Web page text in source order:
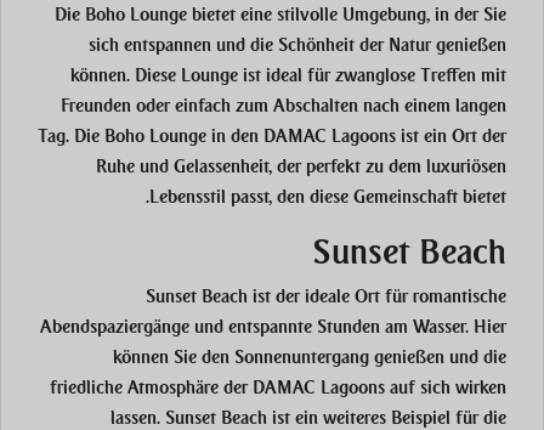
Die Boho Lounge bietet eine stilvolle Umgebung, in der Sie
sich entspannen und die Schönheit der Natur genießen
können. Diese Lounge ist ideal für zwanglose Treffen mit
Freunden oder einfach zum Abschalten nach einem langen
Tag. Die Boho Lounge in den DAMAC Lagoons ist ein Ort der
Ruhe und Gelassenheit, der perfekt zu dem luxuriösen
Lebensstil passt, den diese Gemeinschaft bietet.
Sunset Beach
Sunset Beach ist der ideale Ort für romantische
Abendspaziergänge und entspannte Stunden am Wasser. Hier
können Sie den Sonnenuntergang genießen und die
friedliche Atmosphäre der DAMAC Lagoons auf sich wirken
lassen. Sunset Beach ist ein weiteres Beispiel für die